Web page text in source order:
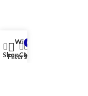
Shop
Filters
Wishlist
0
CartMy account